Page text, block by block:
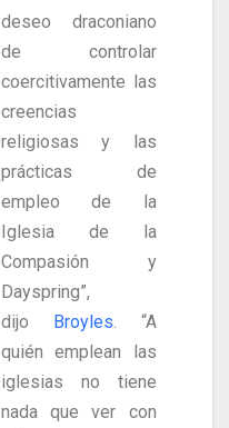
deseo draconiano
de controlar
coercitivamente las
creencias
religiosas y las
prácticas de
empleo de la
Iglesia de la
Compasión y
Dayspring”,
dijo Broyles. “A
quién emplean las
iglesias no tiene
nada que ver con